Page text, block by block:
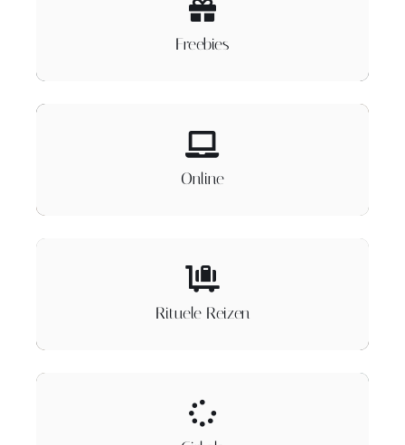
Freebies
Online
Rituele Reizen